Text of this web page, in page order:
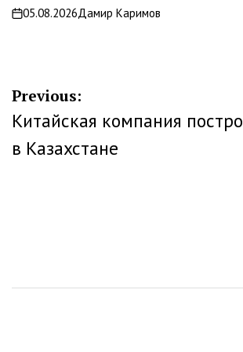
on05.08.2026Дамир Каримов
Навигация
по
Previous:
Китайская компания
в Казахстане